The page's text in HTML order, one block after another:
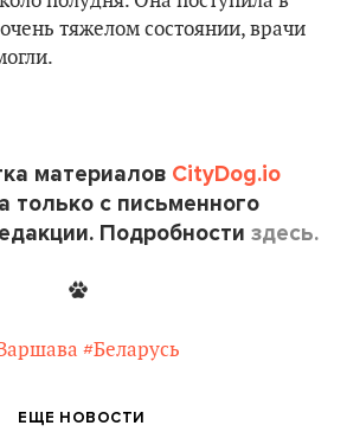
тяжелом состоянии, врачи
материалов CityDog.io
только с письменного
Подробности здесь.
#Беларусь
ЕЩЕ НОВОСТИ